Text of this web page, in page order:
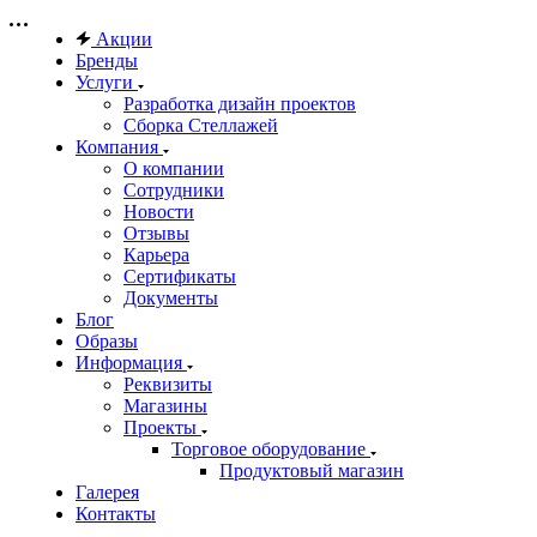
Акции
Бренды
Услуги
Разработка дизайн проектов
Сборка Стеллажей
Компания
О компании
Сотрудники
Новости
Отзывы
Карьера
Сертификаты
Документы
Блог
Образы
Информация
Реквизиты
Магазины
Проекты
Торговое оборудование
Продуктовый магазин
Галерея
Контакты